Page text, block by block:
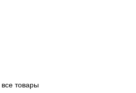
товары